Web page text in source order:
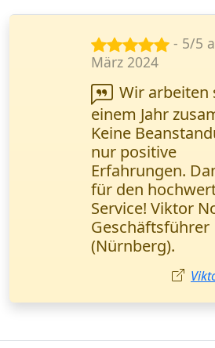
- 4/5
Aug. 2024
Ich habe die
Lieferung eines
Ersatzteils (1
Europalette)
3 Stunden war
die Fracht